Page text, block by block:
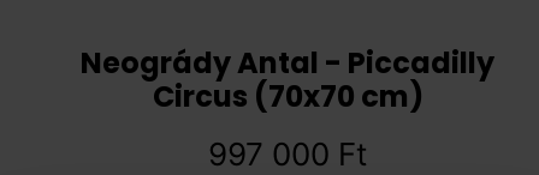
Neogrády Antal - Piccadilly
Circus (70x70 cm)
997 000 Ft